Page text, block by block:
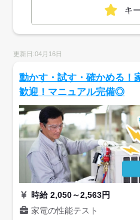
キ
更新日:04月16日
動かす・試す・確かめる！
歓迎！マニュアル完備◎
時給 2,050～2,563円
家電の性能テスト